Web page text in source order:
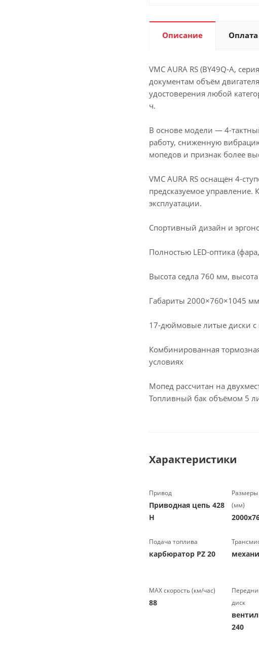
Описание Оплата
VMC AURA RS (BY49Q-A,
документам объём
удостоверения любой
ч.
В основе модели — 4-
работу, сниженную
мопедов и признак более
VMC AURA RS оснащён 4-
предсказуемое управление.
эксплуатации.
Спортивный дизайн и
Полностью LED-оптика
Высота седла 760 мм,
Габариты 2000×760×1045
17-дюймовые литые диски с
Комбинированная
условиях
Мопед рассчитан на
Топливный бак объёмом 5
Характеристики
Привод
Приводная цепь 428
Н
(мм)
Подача топлива
карбюратор PZ 20
МАХ скорость (км/час)
88
диск
240